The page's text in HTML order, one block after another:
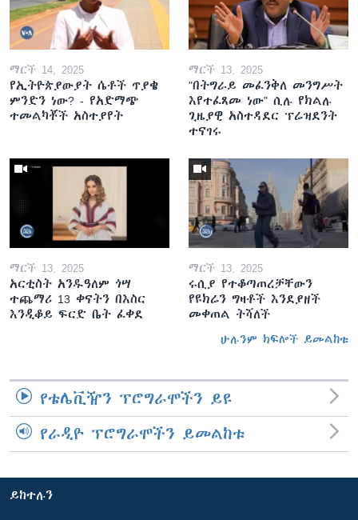
ማርች 14, 2025
የኢትዮጵያውያት ሴቶች ጥያቄ
ምንድን ነው? - የአድማጭ
ተመልካቾች አስተያየት
ማርች 13, 2025
"በትግራይ መፈንቅለ መንግሥት
እየተፈጸመ ነው" ሲሉ የክልሉ
ጊዜያዊ አስተዳደር ፕሬዝደንት
ተናገሩ
ማርች 13, 2025
አርቲስት አንዱዓለም ጎሣ
ተጨማሪ 13 ቀናትን በእስር
እንዲቆይ ፍርድ ቤት ፈቀደ
ማርች 13, 2025
ሩሲያ የተቆጣጠረቻቸውን
የዩክሬን ግዛቶች እንደያዘች
መቀጠል ትሻለች
ሁሉንም ክፍሎች ይመልከቱ
የቴሌቪዥን ፕሮግራሞችን ይዩ
የራዲዮ ፕሮግራሞችን ይመልከቱ
ይከተሉን